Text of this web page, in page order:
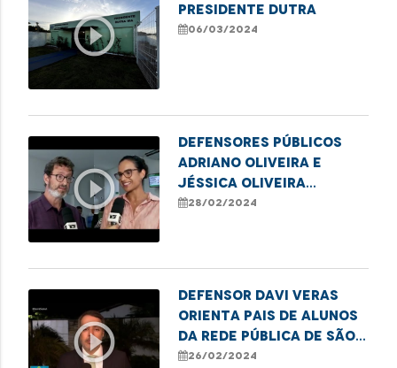
play_circle_outline
Presidente Dutra
06/03/2024
play_circle_outline
Defensores públicos
Adriano Oliveira e
Jéssica Oliveira
destacam campanha
Imperatriz
28/02/2024
play_circle_outline
Defensor Davi Veras
orienta pais de alunos
da rede pública de São
Luís sobre seus direitos
26/02/2024